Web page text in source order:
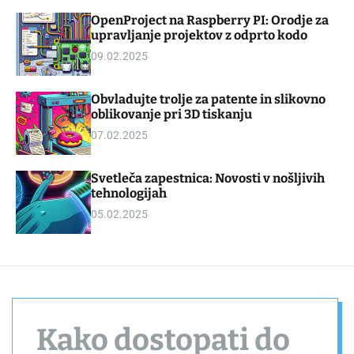
g
e
t
o
d
OpenProject na Raspberry PI: Orodje za
upravljanje projektov z odprto kodo
09.02.2025
Obvladujte trolje za patente in slikovno
oblikovanje pri 3D tiskanju
07.02.2025
Svetleča zapestnica: Novosti v nošljivih
tehnologijah
05.02.2025
Kako dostopati do